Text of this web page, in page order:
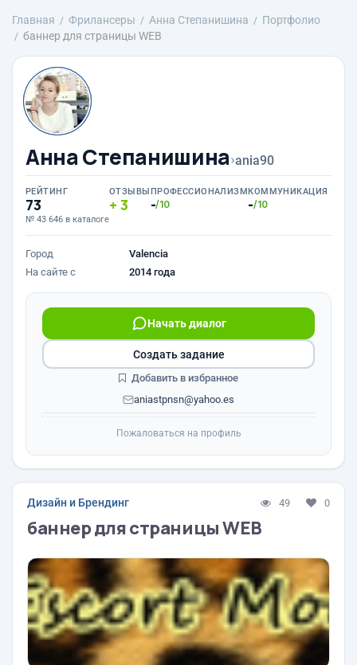
Главная Фрилансеры Анна Степанишина
Портфолио
баннер для страницы WEB
Анна Степанишина›ania90
РЕЙТИНГ
73
№ 43 646 в каталоге
ОТЗЫВЫ
3
ПРОФЕССИОНАЛИЗМ
-/10
КОММУНИКАЦИЯ
-/10
Город
Valencia
На сайте с
2014 года
Начать диалог
aniastpnsn@yahoo.es
Создать задание
Добавить в избранное
Пожаловаться на профиль
Дизайн и Брендинг 49 0
баннер для страницы WEB